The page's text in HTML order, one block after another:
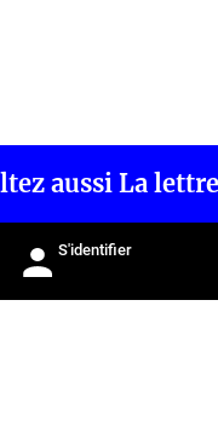
aussi La
S'identifier